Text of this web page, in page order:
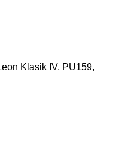
Klasik IV, PU159,